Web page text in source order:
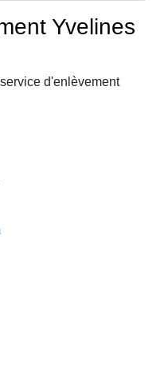
Yvelines
d'enlèvement